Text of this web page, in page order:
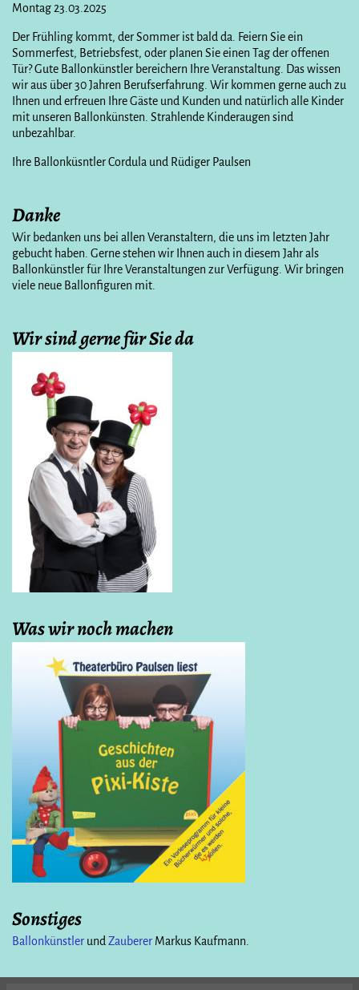
Montag 23.03.2025
Der Frühling kommt, der Sommer ist bald da. Feiern Sie ein
Sommerfest, Betriebsfest, oder planen Sie einen Tag der offenen
Tür? Gute Ballonkünstler bereichern Ihre Veranstaltung. Das wissen
wir aus über 30 Jahren Berufserfahrung. Wir kommen gerne auch zu
Ihnen und erfreuen Ihre Gäste und Kunden und natürlich alle Kinder
mit unseren Ballonkünsten. Strahlende Kinderaugen sind
unbezahlbar.
Ihre Ballonküsntler Cordula und Rüdiger Paulsen
Danke
Wir bedanken uns bei allen Veranstaltern, die uns im letzten Jahr
gebucht haben. Gerne stehen wir Ihnen auch in diesem Jahr als
Ballonkünstler für Ihre Veranstaltungen zur Verfügung. Wir bringen
viele neue Ballonfiguren mit.
Wir sind gerne für Sie da
Was wir noch machen
Sonstiges
Ballonkünstler und Zauberer Markus Kaufmann.